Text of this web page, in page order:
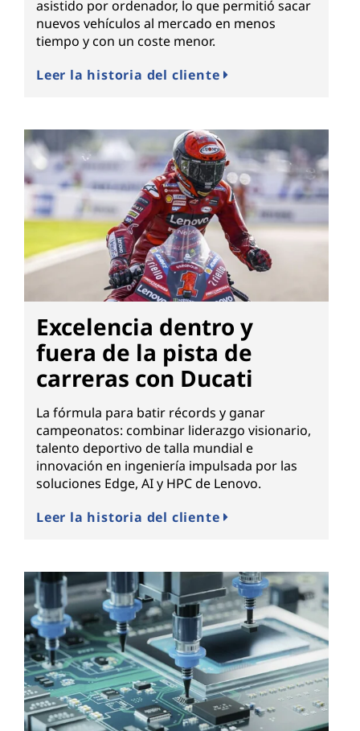
asistido por ordenador, lo que permitió sacar
nuevos vehículos al mercado en menos
tiempo y con un coste menor.
Leer la historia del cliente
Excelencia dentro y
fuera de la pista de
carreras con Ducati
La fórmula para batir récords y ganar
campeonatos: combinar liderazgo visionario,
talento deportivo de talla mundial e
innovación en ingeniería impulsada por las
soluciones Edge, AI y HPC de Lenovo.
Leer la historia del cliente